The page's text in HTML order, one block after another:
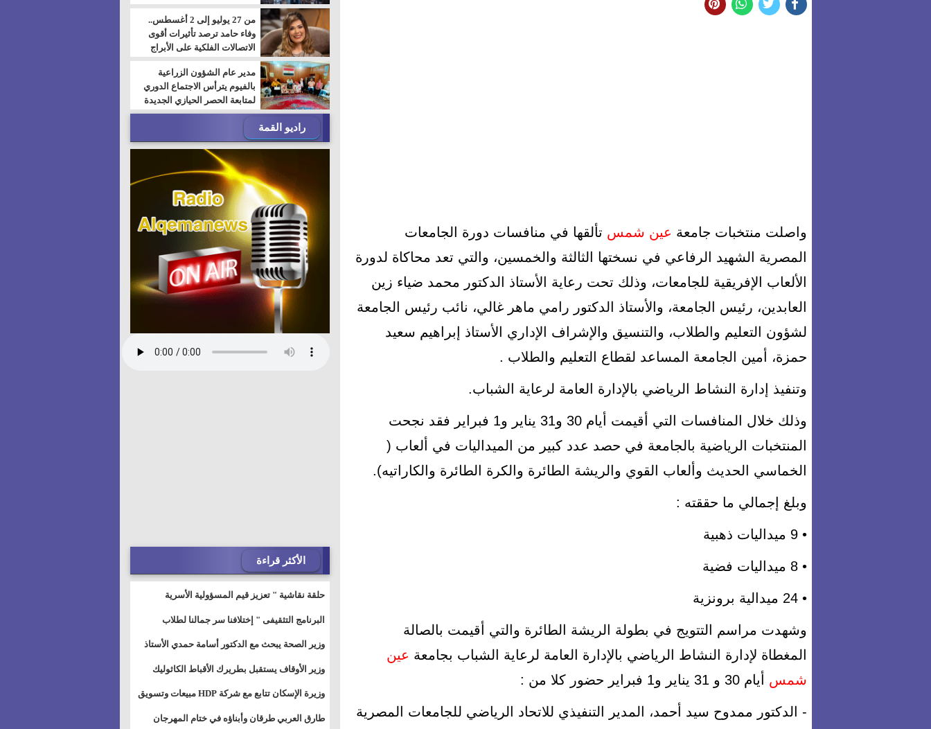
واصلت منتخبات جامعة عين شمس تألقها في منافسات دورة الجامعات
المصرية الشهيد الرفاعي في نسختها الثالثة والخمسين، والتي تعد محاكاة لدورة
الألعاب الإفريقية للجامعات، وذلك تحت رعاية الأستاذ الدكتور محمد ضياء زين
العابدين، رئيس الجامعة، والأستاذ الدكتور رامي ماهر غالي، نائب رئيس الجامعة
لشؤون التعليم والطلاب، والتنسيق والإشراف الإداري الأستاذ إبراهيم سعيد
حمزة، أمين الجامعة المساعد لقطاع التعليم والطلاب .
وتنفيذ إدارة النشاط الرياضي بالإدارة العامة لرعاية الشباب.
وذلك خلال المنافسات التي أقيمت أيام 30 و31 يناير و1 فبراير فقد نجحت
المنتخبات الرياضية بالجامعة في حصد عدد كبير من الميداليات في ألعاب (
الخماسي الحديث وألعاب القوي والريشة الطائرة والكرة الطائرة والكاراتيه).
وبلغ إجمالي ما حققته :
• 9 ميداليات ذهبية
• 8 ميداليات فضية
• 24 ميدالية برونزية
وشهدت مراسم التتويج في بطولة الريشة الطائرة والتي أقيمت بالصالة
المغطاة لإدارة النشاط الرياضي بالإدارة العامة لرعاية الشباب بجامعة عين
شمس أيام 30 و 31 يناير و1 فبراير حضور كلا من :
- الدكتور ممدوح سيد أحمد، المدير التنفيذي للاتحاد الرياضي للجامعات المصرية
من 27 يوليو إلى 2 أغسطس..
وفاء حامد ترصد تأثيرات أقوى
الاتصالات الفلكية على الأبراج
مدير عام الشؤون الزراعية
بالفيوم يترأس الاجتماع الدوري
لمتابعة الحصر الحيازي الجديدة
راديو القمة
الأكثر قراءة
حلقة نقاشية " تعزيز قيم المسؤولية الأسرية
البرنامج التثقيفى " إختلافنا سر جمالنا لطلاب
وطالبات ذوى الهمهم" بمدارس التربية الخاصة
وزير الصحة يبحث مع الدكتور أسامة حمدي الأستاذ
بجامعة هارفارد توسيع برامج التوعية بمرض السكري
وزير الأوقاف يستقبل بطريرك الأقباط الكاثوليك
وزيرة الإسكان تتابع مع شركة HDP مبيعات وتسويق
مشروعات المدن الجديدة
طارق العربي طرقان وأبناؤه في ختام المهرجان